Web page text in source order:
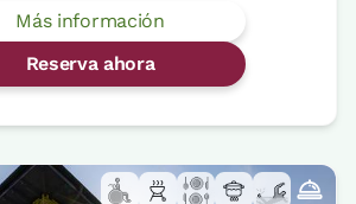
Más información
Reserva ahora